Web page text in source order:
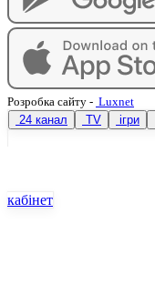
Розробка сайту - Luxnet
24 канал
TV ігри
кабінет